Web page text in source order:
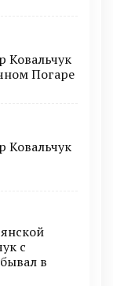
Ковальчук
Погаре
Ковальчук
с
в